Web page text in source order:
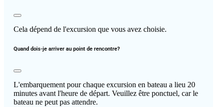
Cela dépend de l'excursion que vous avez choisie.
Quand dois-je arriver au point de rencontre?
L'embarquement pour chaque excursion en bateau a lieu 20
minutes avant l'heure de départ. Veuillez être ponctuel, car le
bateau ne peut pas attendre.